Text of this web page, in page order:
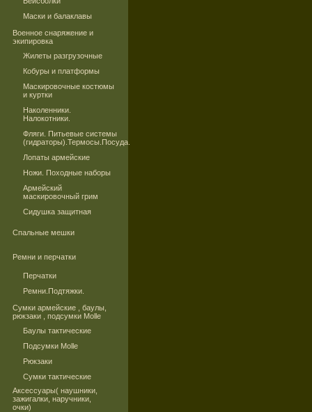
Маски и балаклавы
Военное снаряжение и
экипировка
Жилеты разгрузочные
Кобуры и платформы
Маскировочные костюмы
и куртки
Наколенники.
Налокотники.
Фляги. Питьевые системы
(гидраторы).Термосы.Посуда.
Лопаты армейские
Ножи. Походные наборы
Армейский
маскировочный грим
Сидушка защитная
Спальные мешки
Ремни и перчатки
Перчатки
Ремни.Подтяжки.
Сумки армейские , баулы,
рюкзаки , подсумки Molle
Баулы тактические
Подсумки Molle
Рюкзаки
Сумки тактические
Аксессуары( наушники,
зажигалки, наручники,
очки)